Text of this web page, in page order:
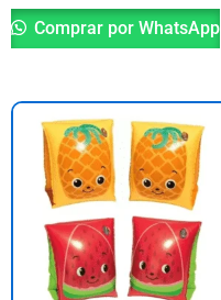
Comprar por WhatsApp